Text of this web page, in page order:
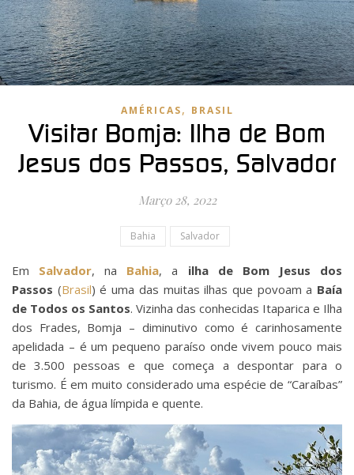
AMÉRICAS, BRASIL
Visitar Bomja: Ilha de Bom
Jesus dos Passos, Salvador
Março 28, 2022
Bahia Salvador
Em Salvador, na Bahia, a ilha de Bom Jesus dos
Passos (Brasil) é uma das muitas ilhas que povoam a Baía
de Todos os Santos. Vizinha das conhecidas Itaparica e Ilha
dos Frades, Bomja – diminutivo como é carinhosamente
apelidada – é um pequeno paraíso onde vivem pouco mais
de 3.500 pessoas e que começa a despontar para o
turismo. É em muito considerado uma espécie de “Caraíbas”
da Bahia, de água límpida e quente.